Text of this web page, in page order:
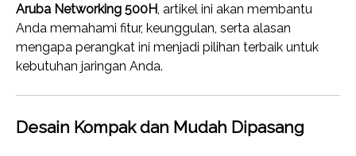
Aruba Networking 500H , artikel ini akan membantu
Anda memahami fitur, keunggulan, serta alasan
mengapa perangkat ini menjadi pilihan terbaik untuk
kebutuhan jaringan Anda.
Desain Kompak dan Mudah Dipasang